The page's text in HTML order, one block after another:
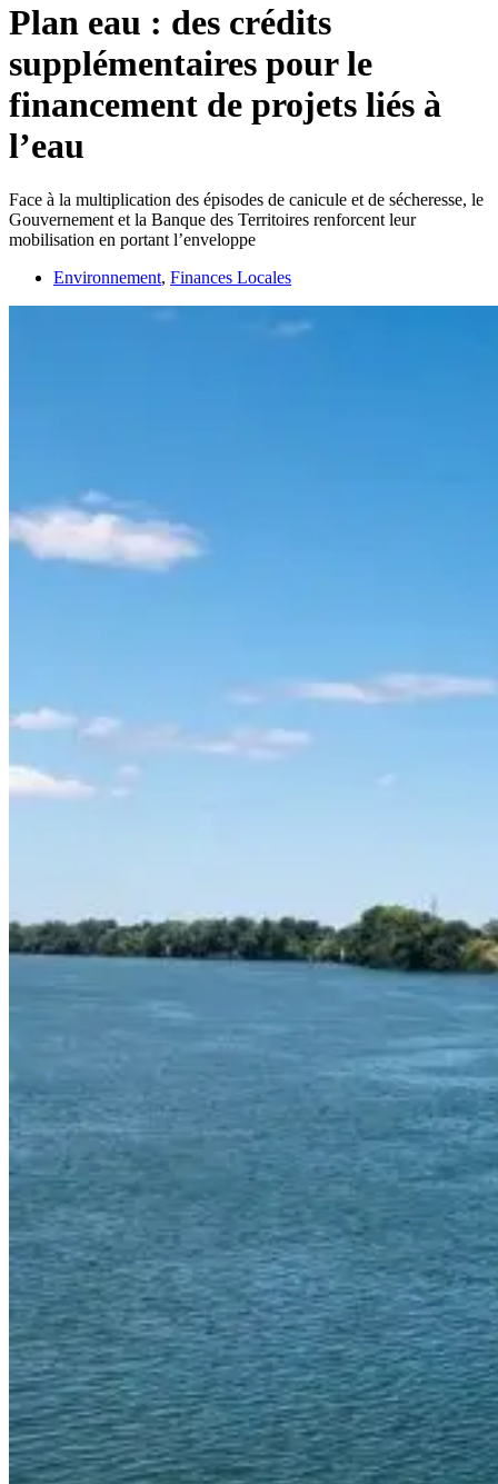
Plan eau : des crédits
supplémentaires pour le
financement de projets liés à
l’eau
Face à la multiplication des épisodes de canicule et de sécheresse, le
Gouvernement et la Banque des Territoires renforcent leur
mobilisation en portant l’enveloppe
Environnement, Finances Locales